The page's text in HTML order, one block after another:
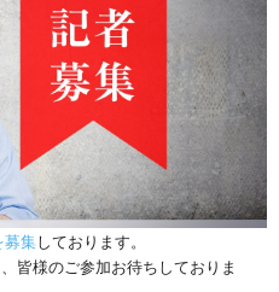
募集しております。
皆様のご参加お待ちしておりま